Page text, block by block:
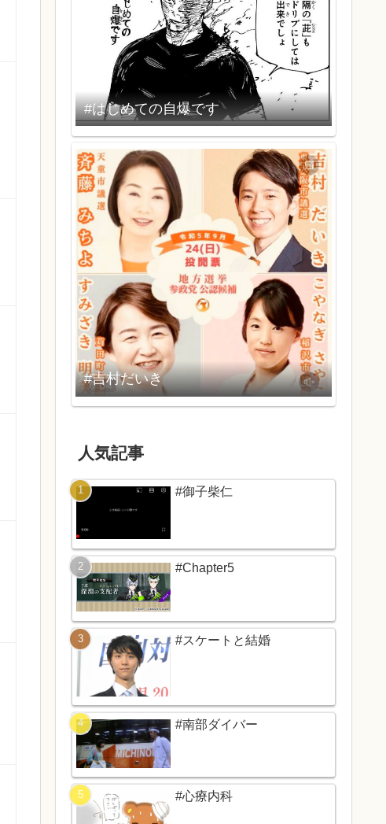
#はじめての自爆です
#吉村だいき
人気記事
#御子柴仁
#Chapter5
#スケートと結婚
#南部ダイバー
#心療内科